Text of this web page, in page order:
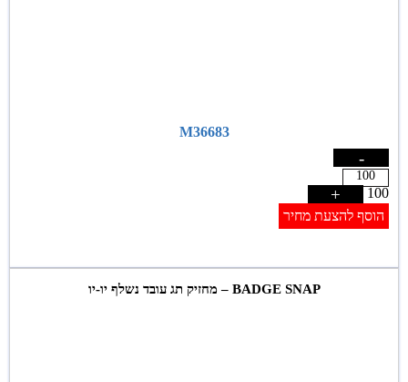
M36683
-
100
+
הוסף להצעת מחיר
BADGE SNAP – מחזיק תג עובד נשלף יו-יו